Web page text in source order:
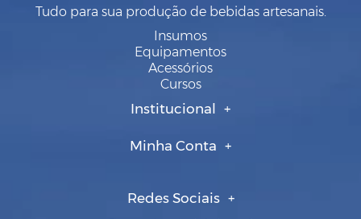
Tudo para sua produção de bebidas artesanais.
Insumos
Equipamentos
Acessórios
Cursos
Institucional
Minha Conta
Redes Sociais